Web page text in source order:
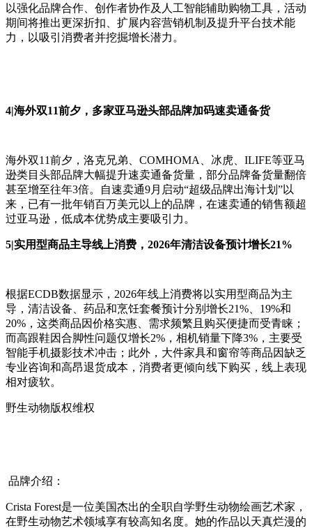
以强化品牌合作、创作者协作及人工智能辅助购物工具，活动
期间将推出更深折扣、扩展内容营销机制及提升平台技术能
力，以吸引消费者并挖掘增长潜力。
4|海外双11前夕，多家亚马逊头部品牌加码速卖通备货
海外双11前夕，洛克兄弟、COMHOMA、冰虎、ILIFE等亚马
逊类目头部品牌大幅提升速卖通备货量，部分品牌备货量翻倍
甚至增至往年3倍。自速卖通9月启动“超级品牌出海计划”以
来，已有一批年销百万美元以上的品牌，在速卖通的销售额超
过亚马逊，低成本优势成主要吸引力。
5|实用型商品主导线上消费，2026年清洁设备预计增长21%
根据ECDB数据显示，2026年线上消费将以实用型商品为主
导，清洁设备、药品和烹饪套餐预计分别增长21%、19%和
20%，这类商品因价格实惠、需求频繁且购买便捷而受青睐；
而高跟鞋因合脚性问题仅增长2%，相机销量下降3%，主要受
智能手机摄影技术冲击；此外，大件家具和窗帘等商品因缺乏
专业咨询和高昂退货成本，消费者更倾向线下购买，线上表现
相对疲软。
野生动物版权维权
品牌介绍：
Crista Forest是一位美国杰出的全职自学野生动物绘画艺术家，
在野生动物艺术领域享有较高知名度。她的作品以天真烂漫的